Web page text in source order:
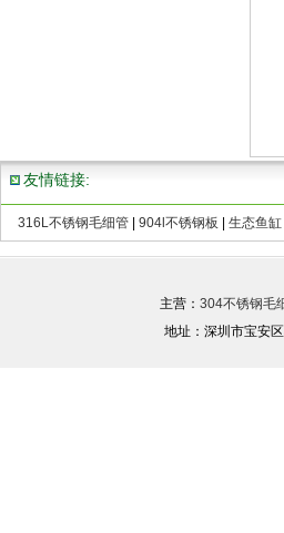
友情链接:
316L不锈钢毛细管| 904l不锈钢板 生态鱼缸|
主营： 304不锈钢毛
地址：深圳市宝安